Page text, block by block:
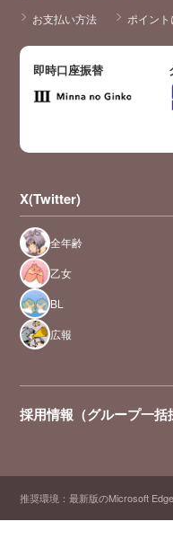
お支払い方法 ポイン
即時口座振替
X(Twitter)
全年齢
乙女
BL
広報
採用情報（グループ一括
推奨環境：最新版のMicrosoft